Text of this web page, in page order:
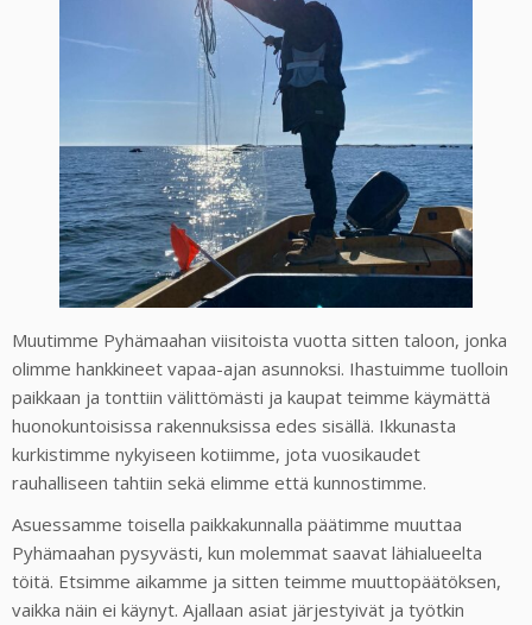
Muutimme Pyhämaahan viisitoista vuotta sitten taloon, jonka
olimme hankkineet vapaa-ajan asunnoksi. Ihastuimme tuolloin
paikkaan ja tonttiin välittömästi ja kaupat teimme käymättä
huonokuntoisissa rakennuksissa edes sisällä. Ikkunasta
kurkistimme nykyiseen kotiimme, jota vuosikaudet
rauhalliseen tahtiin sekä elimme että kunnostimme.
Asuessamme toisella paikkakunnalla päätimme muuttaa
Pyhämaahan pysyvästi, kun molemmat saavat lähialueelta
töitä. Etsimme aikamme ja sitten teimme muuttopäätöksen,
vaikka näin ei käynyt. Ajallaan asiat järjestyivät ja työtkin